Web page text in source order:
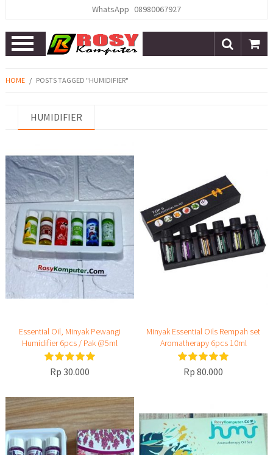
WhatsApp 08980067927
Open
Menu
HOME / POSTS TAGGED "HUMIDIFIER"
HUMIDIFIER
Essential Oil, Minyak Pewangi
Humidifier 6pcs / Pak @5ml
Rp 30.000
Minyak Essential Oils Rempah set
Aromatherapy 6pcs 10ml
Rp 80.000